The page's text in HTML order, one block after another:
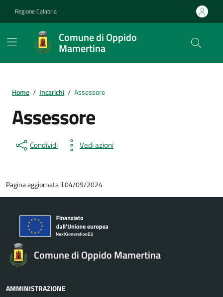
Regione Calabria
Comune di Oppido
Mamertina
Home / Incarichi / Assessore
Assessore
Condividi Vedi azioni
Pagina aggiornata il 04/09/2024
Comune di Oppido Mamertina
AMMINISTRAZIONE